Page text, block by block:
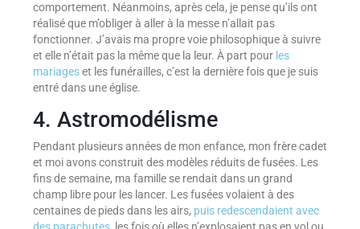
comportement. Néanmoins, après cela, je pense qu’ils ont
réalisé que m’obliger à aller à la messe n’allait pas
fonctionner. J’avais ma propre voie philosophique à suivre
et elle n’était pas la même que la leur. À part pour les
mariageset les funérailles, c’est la dernière fois que je suis
entré dans une église.
4. Astromodélisme
Pendant plusieurs années de mon enfance, mon frère cadet
et moi avons construit des modèles réduits de fusées. Les
fins de semaine, ma famille se rendait dans un grand
champ libre pour les lancer. Les fusées volaient à des
centaines de pieds dans les airs, puis redescendaient avec
des parachutes, les fois où elles n’explosaient pas en vol ou